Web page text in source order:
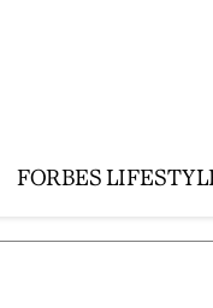
FORBES